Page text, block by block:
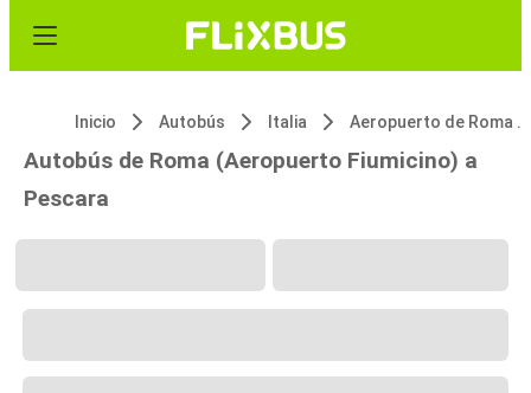
Inicio Autobús Italia Aeropuerto de Roma Fiumicino (FCO)
Autobús de Roma (Aeropuerto Fiumicino) a
Pescara